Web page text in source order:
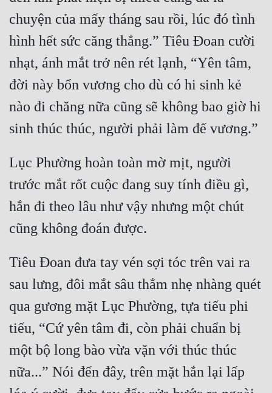
chuyện của mấy tháng sau rồi, lúc đó tình
hình hết sức căng thẳng.” Tiêu Đoan cười
nhạt, ánh mắt trở nên rét lạnh, “Yên tâm,
đời này bổn vương cho dù có hi sinh kẻ
nào đi chăng nữa cũng sẽ không bao giờ hi
Lục Phường hoàn toàn mờ mịt, người
trước mắt rốt cuộc đang suy tính điều gì,
hắn đi theo lâu như vậy nhưng một chút
Tiêu Đoan đưa tay vén sợi tóc trên vai ra
sau lưng, đôi mắt sâu thẳm nhẹ nhàng quét
qua gương mặt Lục Phường, tựa tiếu phi
tiếu, “Cứ yên tâm đi, còn phải chuẩn bị
một bộ long bào vừa vặn với thúc thúc
nữa...” Nói đến đây, trên mặt hắn lại lấp